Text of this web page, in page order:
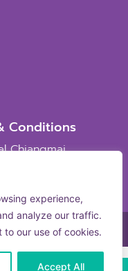
experience,
analyze our traffic.
to our use of cookies.
Accept All
Conditions
Chiangmai
reserved